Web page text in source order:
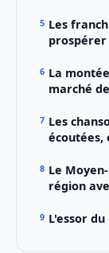
Les
prospérer
La
marché
Les
écoutées,
Le
région
L'essor